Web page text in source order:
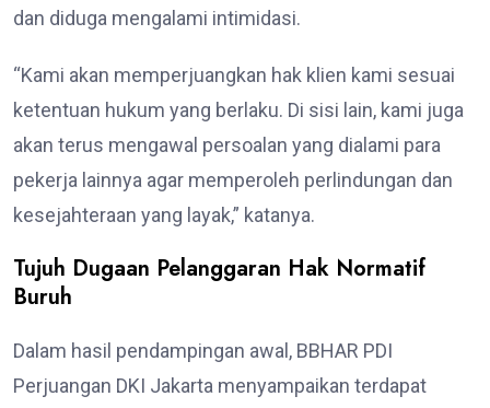
dan diduga mengalami intimidasi.
“Kami akan memperjuangkan hak klien kami sesuai
ketentuan hukum yang berlaku. Di sisi lain, kami juga
akan terus mengawal persoalan yang dialami para
pekerja lainnya agar memperoleh perlindungan dan
kesejahteraan yang layak,” katanya.
Tujuh Dugaan Pelanggaran Hak Normatif
Buruh
Dalam hasil pendampingan awal, BBHAR PDI
Perjuangan DKI Jakarta menyampaikan terdapat